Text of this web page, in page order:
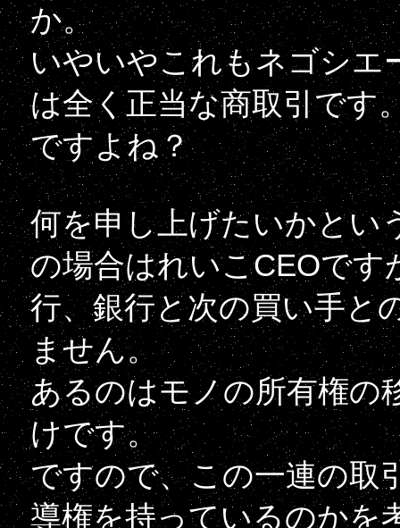
か。
いやいやこれもネゴシエ
は全く正当な商取引です
ですよね？
何を申し上げたいかとい
の場合はれいこCEOです
行、銀行と次の買い手と
ません。
あるのはモノの所有権の
けです。
ですので、この一連の取
導権を持っているのかを